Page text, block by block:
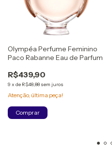
Olympéa Perfume Feminino
Paco Rabanne Eau de Parfum
R$439,90
9 x de R$48,88 sem juros
Atenção, última peça!
Comprar